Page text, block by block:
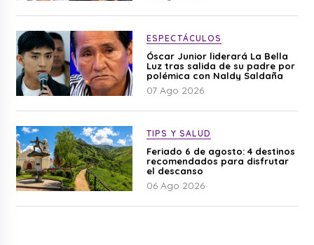
ESPECTÁCULOS
Óscar Junior liderará La Bella
Luz tras salida de su padre por
polémica con Naldy Saldaña
07 Ago 2026
TIPS Y SALUD
Feriado 6 de agosto: 4 destinos
recomendados para disfrutar
el descanso
06 Ago 2026